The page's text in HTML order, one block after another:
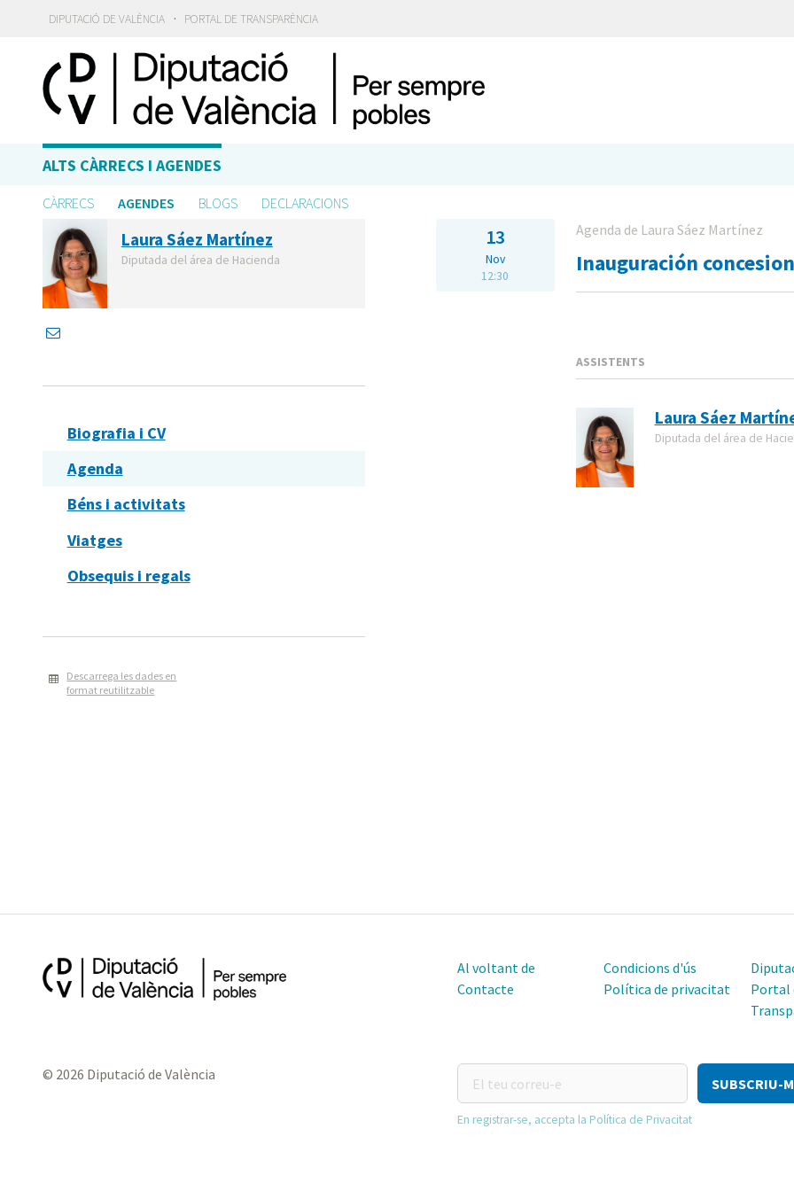
DIPUTACIÓ DE VALÈNCIA · PORTAL DE TRANSPARÈNCIA
ALTS CÀRRECS I AGENDES
CÀRRECS AGENDES BLOGS DECLARACIONS
Laura Sáez Martínez
Diputada del área de Hacienda
Biografia i CV
Agenda
Béns i activitats
Viatges
Obsequis i regals
Descarrega les dades en
format reutilitzable
13
Nov
12:30
Agenda de Laura Sáez Martínez
Inauguración
ASSISTENTS
Laura Sáez
Diputada del área de
Al voltant de
Contacte
Condicions d'ús
Política de privacitat
Portal
© 2026 Diputació de València
teu
correu-
En registrar-se, accepta la Política de Privacitat